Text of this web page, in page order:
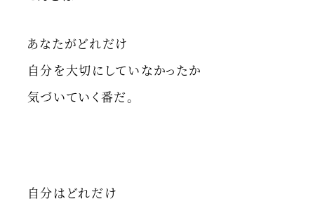
あなたがどれだけ
自分を大切にしていなかったか
気づいていく番だ。
自分はどれだけ